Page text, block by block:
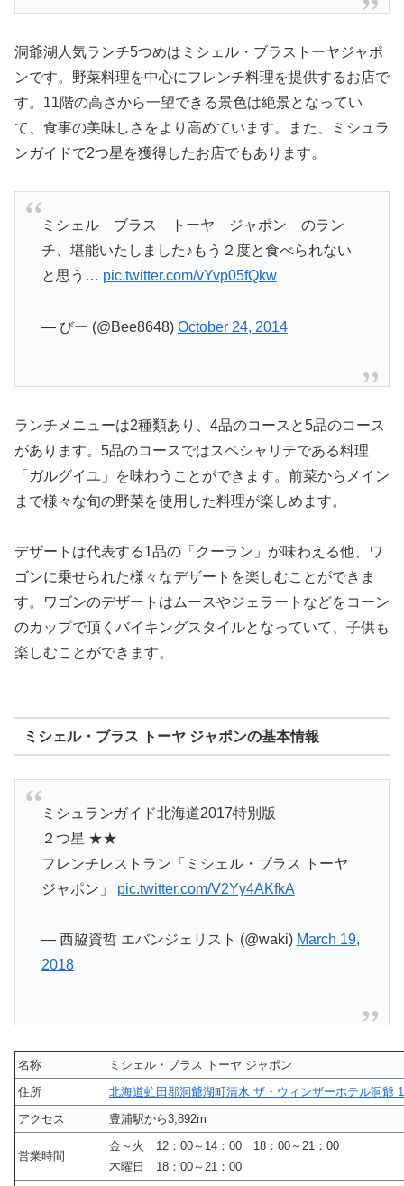
洞爺湖人気ランチ5つめはミシェル・ブラストーヤジャポ
ンです。野菜料理を中心にフレンチ料理を提供するお店で
す。11階の高さから一望できる景色は絶景となってい
て、食事の美味しさをより高めています。また、ミシュラ
ンガイドで2つ星を獲得したお店でもあります。
ミシェル ブラス トーヤ ジャポン のラン
チ、堪能いたしました♪もう２度と食べられない
と思う… pic.twitter.com/vYvp05fQkw
— びー (@Bee8648) October 24, 2014
ランチメニューは2種類あり、4品のコースと5品のコース
があります。5品のコースではスペシャリテである料理
「ガルグイユ」を味わうことができます。前菜からメイン
まで様々な旬の野菜を使用した料理が楽しめます。
デザートは代表する1品の「クーラン」が味わえる他、ワ
ゴンに乗せられた様々なデザートを楽しむことができま
す。ワゴンのデザートはムースやジェラートなどをコーン
のカップで頂くバイキングスタイルとなっていて、子供も
楽しむことができます。
ミシェル・ブラス トーヤ ジャポンの基本情報
ミシュランガイド北海道2017特別版
２つ星 ★★
フレンチレストラン「ミシェル・ブラス トーヤ
ジャポン」 pic.twitter.com/V2Yy4AKfkA
— 西脇資哲 エバンジェリスト (@waki) March 19,
2018
名称
ミシェル・ブラス トーヤ ジャポン
住所
北海道虻田郡洞爺湖町清水 ザ・ウィンザーホテル洞爺
アクセス
豊浦駅から3,892m
営業時間
金～火 12：00～14：00 18：00～21：00
木曜日 18：00～21：00